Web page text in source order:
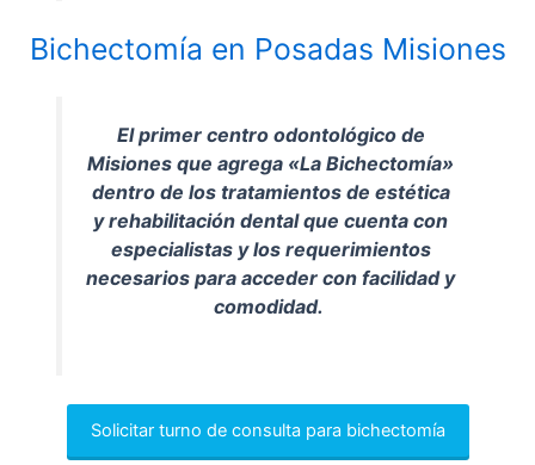
Bichectomía en Posadas Misiones
El primer centro odontológico de
Misiones que agrega «La Bichectomía»
dentro de los tratamientos de estética
y rehabilitación dental que cuenta con
especialistas y los requerimientos
necesarios para acceder con facilidad y
comodidad.
Solicitar turno de consulta para bichectomía